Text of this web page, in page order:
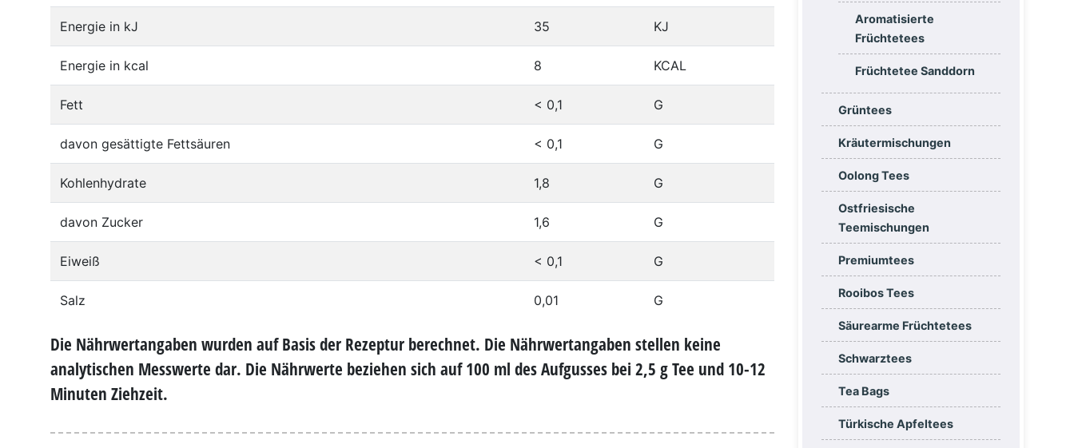
Energie in kJ 35 KJ
Energie in kcal 8 KCAL
Fett < 0,1 G
davon gesättigte Fettsäuren < 0,1 G
Kohlenhydrate 1,8 G
davon Zucker 1,6 G
Eiweiß < 0,1 G
Salz 0,01 G
Die Nährwertangaben wurden auf Basis der Rezeptur berechnet. Die Nährwertangaben stellen keine
analytischen Messwerte dar. Die Nährwerte beziehen sich auf 100 ml des Aufgusses bei 2,5 g Tee und 10-12
Minuten Ziehzeit.
Aromatisierte
Früchtetees
Früchtetee Sanddorn
Grüntees
Kräutermischungen
Oolong Tees
Ostfriesische
Teemischungen
Premiumtees
Rooibos Tees
Säurearme Früchtetees
Schwarztees
Tea Bags
Türkische Apfeltees